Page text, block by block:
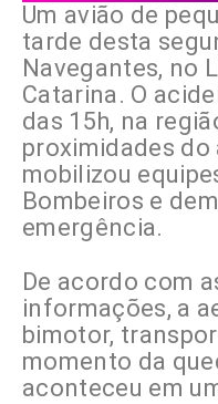
Um avião de
tarde desta
Navegantes, no
Catarina. O
das 15h, na
proximidades
mobilizou
Bombeiros e
emergência.
De acordo com
informações, a
bimotor,
momento da
aconteceu em